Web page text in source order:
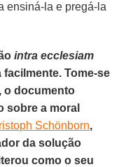
ensiná-la e pregá-la
intra ecclesiam
Tome-se
, o documento
sobre a moral
Schönborn,
da solução
como o seu